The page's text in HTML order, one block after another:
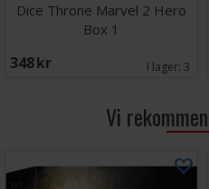
Dice Throne Marvel 2 Hero
Box 1
348 SEK I lager: 3
Vi